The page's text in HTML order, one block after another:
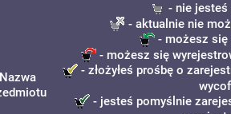
Nazwa
- nie
- aktualnie nie
- możesz się
- możesz się
- złożyłeś prośbę o
- jesteś pomyślnie